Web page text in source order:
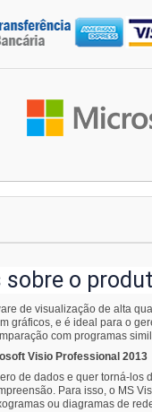
sobre o
de visualização de alta
gráficos, e é ideal para o
com programas
Visio Professional 2013
de dados e quer torná-
Para isso, o MS
ou diagramas de